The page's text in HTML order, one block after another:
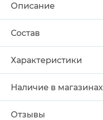
Описание
Состав
Характеристики
Наличие в магазинах
Отзывы